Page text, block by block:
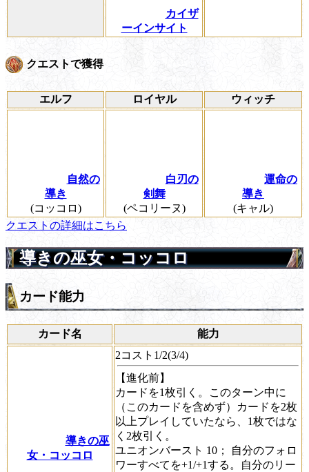
カイザ
ーインサイト
クエストで獲得
エルフ ロイヤル ウィッチ
自然の
導き
(コッコロ)
白刃の
剣舞
(ペコリーヌ)
運命の
導き
(キャル)
クエストの詳細はこちら
導きの巫女・コッコロ
カード能力
カード名 能力
導きの巫
女・コッコロ
2コスト1/2(3/4)
【進化前】
カードを1枚引く。このターン中に
（このカードを含めず）カードを2枚
以上プレイしていたなら、1枚ではな
く2枚引く。
ユニオンバースト 10； 自分のフォロ
ワーすべてを+1/+1する。自分のリー